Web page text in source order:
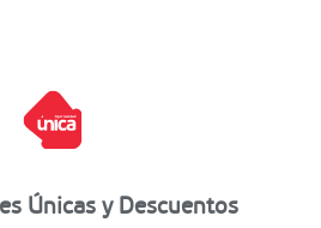
Únicas y Descuentos